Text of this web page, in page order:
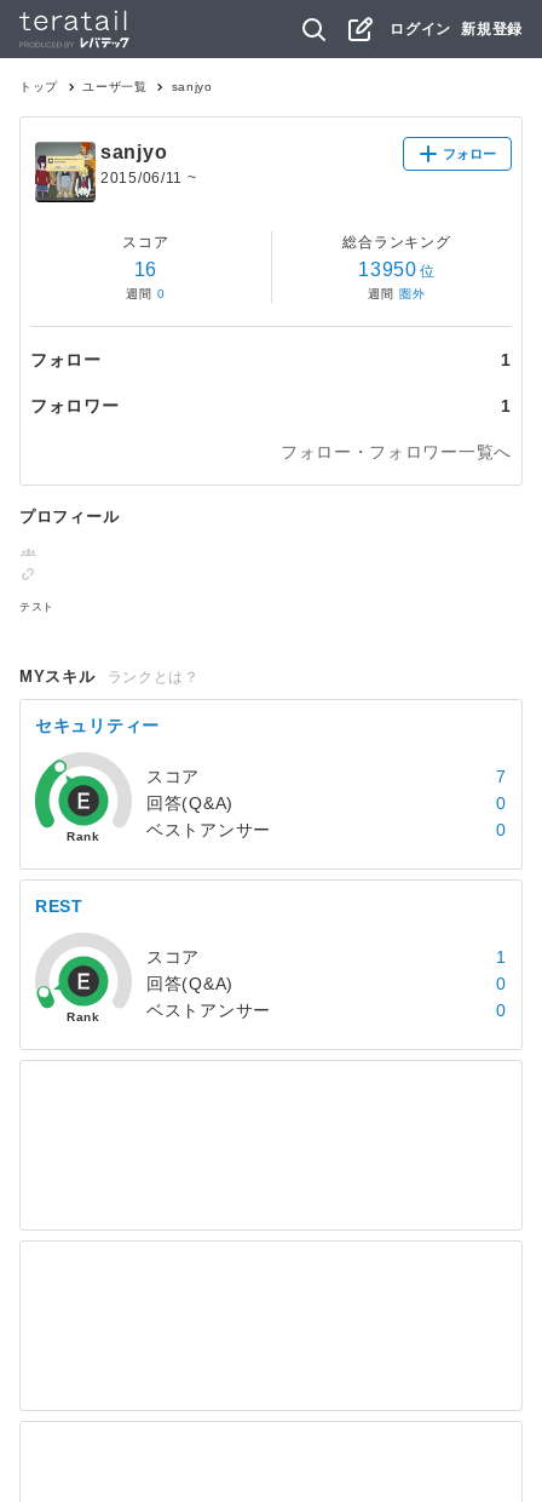
ログイン 新規登録
トップ ユーザ一覧 sanjyo
sanjyo
2015/06/11 ~
フォロー
スコア
16
週間 0
総合ランキング
13950 位
週間 圏外
フォロー 1
フォロワー 1
フォロー・フォロワー一覧へ
プロフィール
テスト
MYスキル ランクとは？
セキュリティー
スコア
7
回答(Q&A)
0
ベストアンサー
0
REST
スコア
1
回答(Q&A)
0
ベストアンサー
0